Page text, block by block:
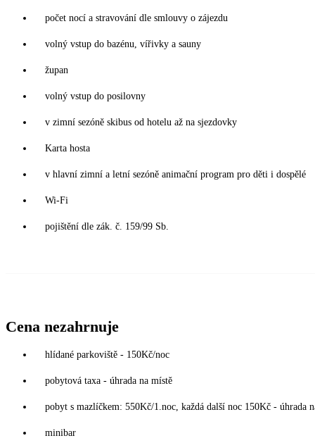
počet nocí a stravování dle smlouvy o zájezdu
volný vstup do bazénu, vířivky a sauny
župan
volný vstup do posilovny
v zimní sezóně skibus od hotelu až na sjezdovky
Karta hosta
v hlavní zimní a letní sezóně animační program pro děti i dospělé
Wi-Fi
pojištění dle zák. č. 159/99 Sb.
Cena nezahrnuje
hlídané parkoviště - 150Kč/noc
pobytová taxa - úhrada na místě
pobyt s mazlíčkem: 550Kč/1.noc, každá další noc 150Kč - úhrada
minibar